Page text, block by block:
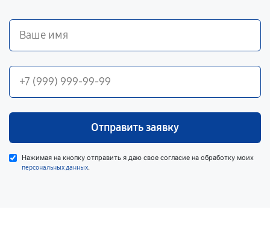
Отправить заявку
Нажимая на кнопку отправить я даю свое согласие на обработку моих
персональных данных.